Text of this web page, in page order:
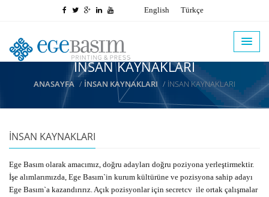
English Türkçe
İNSAN KAYNAKLARI
ANASAYFA İNSAN KAYNAKLARI İNSAN KAYNAKLARI
İNSAN KAYNAKLARI
Ege Basım olarak amacımız, doğru adayları doğru poziyona yerleştirmektir.
İşe alımlarımızda, Ege Basım`in kurum kültürüne ve pozisyona sahip adayı
Ege Basım`a kazandırırız. Açık pozisyonlar için secretcv ile ortak çalışmalar